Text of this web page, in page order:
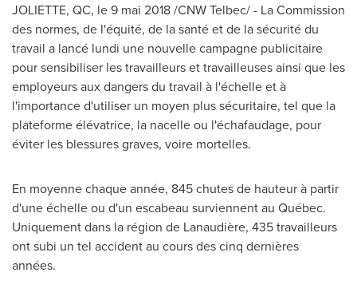
JOLIETTE, QC, le 9 mai 2018 /CNW Telbec/ - La Commission
des normes, de l'équité, de la santé et de la sécurité du
travail a lancé lundi une nouvelle campagne publicitaire
pour sensibiliser les travailleurs et travailleuses ainsi que les
employeurs aux dangers du travail à l'échelle et à
l'importance d'utiliser un moyen plus sécuritaire, tel que la
plateforme élévatrice, la nacelle ou l'échafaudage, pour
éviter les blessures graves, voire mortelles.
En moyenne chaque année, 845 chutes de hauteur à partir
d'une échelle ou d'un escabeau surviennent au Québec.
Uniquement dans la région de Lanaudière, 435 travailleurs
ont subi un tel accident au cours des cinq dernières
années.